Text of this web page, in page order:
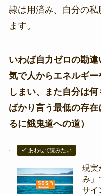
隷は用済み、自分の私
ます。
いわば自力ゼロの勘
気で人からエネルギ
しまい、また自分は
ばかり言う最低の存
るに餓鬼道への道）
あわせて読みたい
現実
み」
サイ